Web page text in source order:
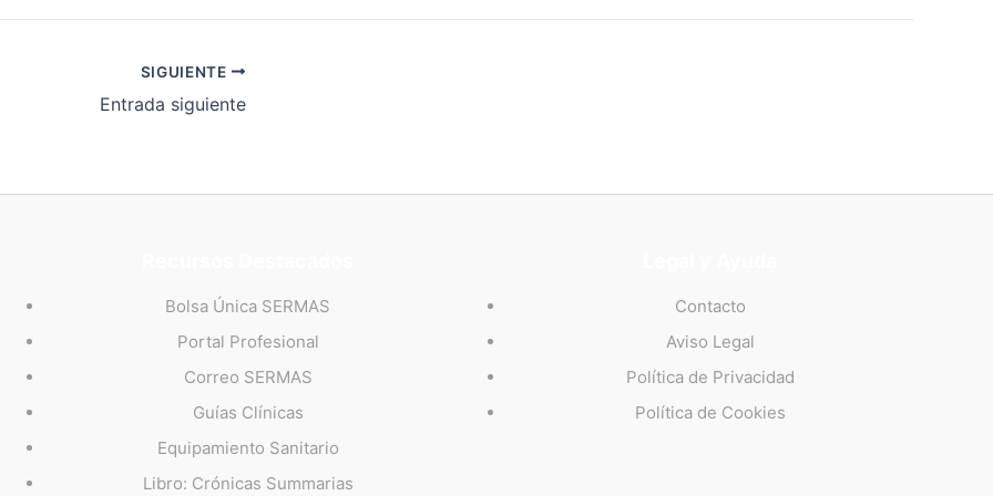
SIGUIENTE
Entrada siguiente
Bolsa Única SERMAS
Portal Profesional
Correo SERMAS
Guías Clínicas
Equipamiento Sanitario
Libro: Crónicas Summarias
Contacto
Aviso Legal
Política de Privacidad
Política de Cookies